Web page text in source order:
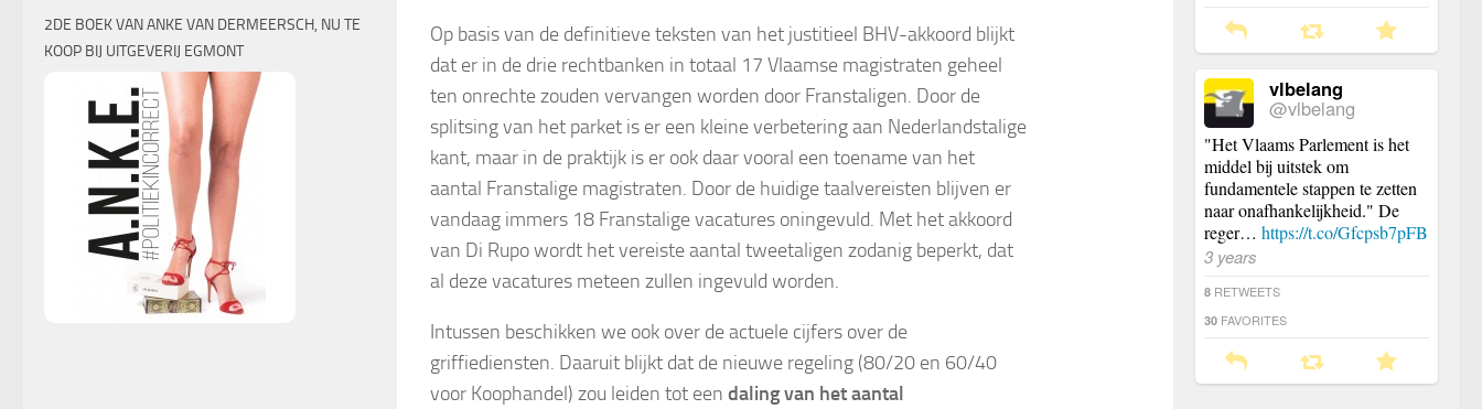
Op basis van de definitieve teksten van het justitieel BHV-akkoord blijkt
dat er in de drie rechtbanken in totaal 17 Vlaamse magistraten geheel
ten onrechte zouden vervangen worden door Franstaligen. Door de
splitsing van het parket is er een kleine verbetering aan Nederlandstalige
kant, maar in de praktijk is er ook daar vooral een toename van het
aantal Franstalige magistraten. Door de huidige taalvereisten blijven er
vandaag immers 18 Franstalige vacatures oningevuld. Met het akkoord
van Di Rupo wordt het vereiste aantal tweetaligen zodanig beperkt, dat
al deze vacatures meteen zullen ingevuld worden.
Intussen beschikken we ook over de actuele cijfers over de
griffiediensten. Daaruit blijkt dat de nieuwe regeling (80/20 en 60/40
voor Koophandel) zou leiden tot een daling van het aantal
2DE BOEK VAN ANKE VAN DERMEERSCH, NU TE
KOOP BIJ UITGEVERIJ EGMONT
vlbelang
@vlbelang
"Het Vlaams Parlement is het
middel bij uitstek om
fundamentele stappen te zetten
naar onafhankelijkheid." De
reger… https://t.co/Gfcpsb7pFB
3 years
8 RETWEETS
30 FAVORITES